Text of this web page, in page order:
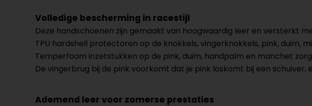
Volledige bescherming in racestijl
Deze handschoenen zijn gemaakt van hoogwaardig leer en versterkt
TPU hardshell protectoren op de knokkels, vingerknokkels, pink, duim,
Temperfoam inzetstukken op de pink, duim, handpalm en manchet
De vingerbrug bij de pink voorkomt dat je pink loskomt bij een
Ademend leer voor zomerse prestaties